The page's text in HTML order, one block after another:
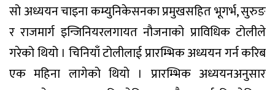
सो अध्ययन चाइना कम्युनिकेसनका प्रमुखसहित भूगर्भ, सुरुङ
र राजमार्ग इन्जिनियरलगायत नौजनाको प्राविधिक टोलीले
गरेको थियो । चिनियाँ टोलीलाई प्रारम्भिक अध्ययन गर्न करिब
एक महिना लागेको थियो । प्रारम्भिक अध्ययनअनुसार